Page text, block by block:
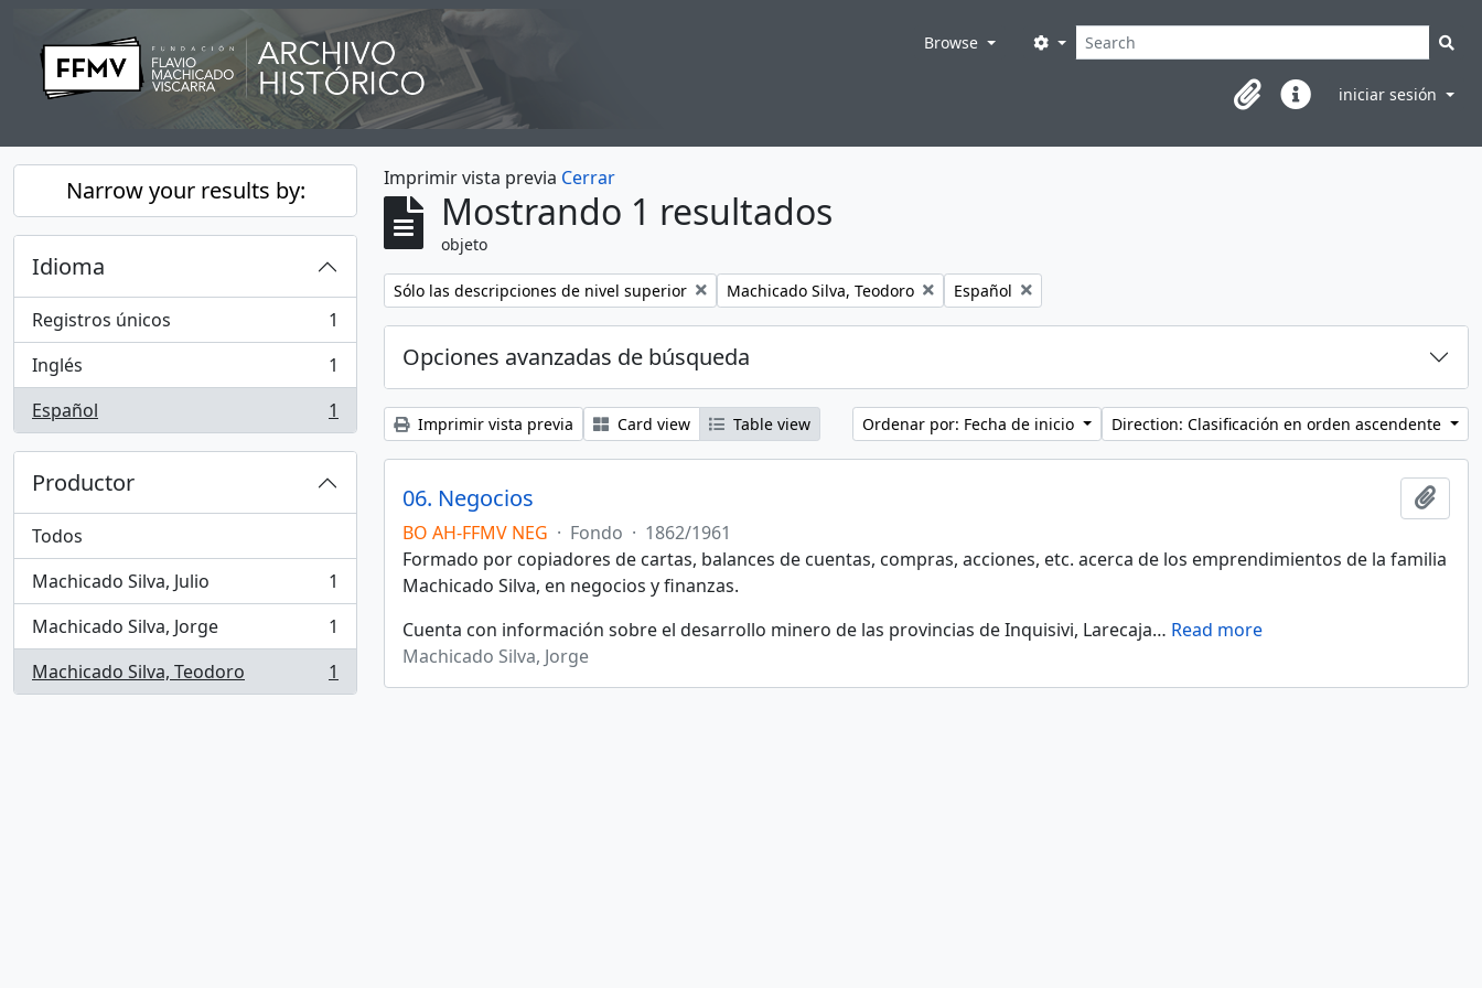
Skip to main content
Browse
Búsqueda
Search options
ClipboardEnlaces rápidos
iniciar sesión
Narrow your results by:
Idioma
Registros únicos
, 1 resultados
1
Inglés
, 1 resultados
1
Español
, 1 resultados 1
Productor
Todos
Machicado Silva, Julio
, 1 resultados
1
Machicado Silva, Jorge
, 1 resultados
1
Machicado Silva, Teodoro
, 1 resultados 1
Imprimir vista previa Cerrar
Mostrando 1 resultados
objeto
Remove filter:
Sólo las descripciones de nivel superior Remove filter:
Machicado Silva, Teodoro Remove filter:
Español
Opciones avanzadas de búsqueda
Imprimir vista previa Card view Table view Ordenar por: Fecha de inicio Direction: Clasificación en orden ascendente
06. Negocios
BO AH-FFMV NEG · Fondo · 1862/1961
Formado por copiadores de cartas, balances de cuentas, compras, acciones, etc. acerca de los emprendimientos de la familia
Machicado Silva, en negocios y finanzas.
Cuenta con información sobre el desarrollo minero de las provincias de Inquisivi, Larecaja… Read more
Machicado Silva, Jorge